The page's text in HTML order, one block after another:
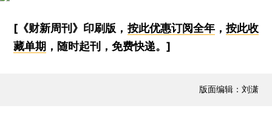
[《财新周刊》印刷版， 按此优惠订阅全年， 按此收
藏单期 ，随时起刊，免费快递。]
版面编辑：刘潇